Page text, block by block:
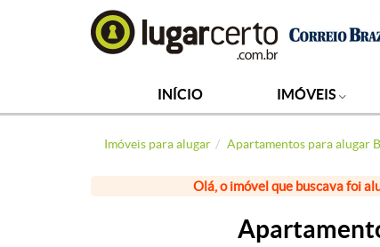
INÍCIO IMÓVEIS
Imóveis para alugar Apartamentos para alugar
Olá, o imóvel que buscava foi